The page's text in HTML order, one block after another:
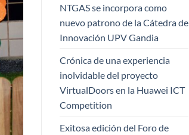
NTGAS se incorpora como
nuevo patrono de la Cátedra de
Innovación UPV Gandia
Crónica de una experiencia
inolvidable del proyecto
VirtualDoors en la Huawei ICT
Competition
Exitosa edición del Foro de